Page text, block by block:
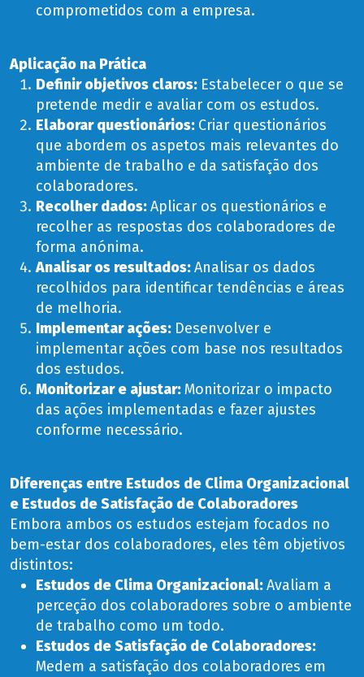
comprometidos com a empresa.
Aplicação na Prática
Definir objetivos claros: Estabelecer o que se
pretende medir e avaliar com os estudos.
Elaborar questionários: Criar questionários
que abordem os aspetos mais relevantes do
ambiente de trabalho e da satisfação dos
colaboradores.
Recolher dados:Aplicar os questionários e
recolher as respostas dos colaboradores de
forma anónima.
Analisar os resultados:Analisar os dados
recolhidos para identificar tendências e áreas
de melhoria.
Implementar ações: Desenvolver e
implementar ações com base nos resultados
dos estudos.
Monitorizar e ajustar:Monitorizar o impacto
das ações implementadas e fazer ajustes
conforme necessário.
Diferenças entre Estudos de Clima Organizacional
e Estudos de Satisfação de Colaboradores
Embora ambos os estudos estejam focados no
bem-estar dos colaboradores, eles têm objetivos
distintos:
Estudos de Clima Organizacional:Avaliam a
perceção dos colaboradores sobre o ambiente
de trabalho como um todo.
Estudos de Satisfação de Colaboradores:
Medem a satisfação dos colaboradores em